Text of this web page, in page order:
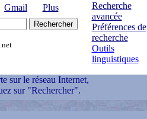
Gmail Plus
Recherche
avancée
Préférences de
recherche
Outils
linguistiques
sur le réseau Internet,
sur "Rechercher".